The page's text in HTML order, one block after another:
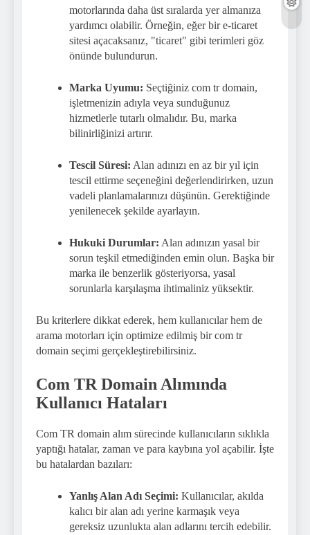
motorlarında daha üst sıralarda yer almanıza
yardımcı olabilir. Örneğin, eğer bir e-ticaret
sitesi açacaksanız, "ticaret" gibi terimleri göz
önünde bulundurun.
Marka Uyumu: Seçtiğiniz com tr domain,
işletmenizin adıyla veya sunduğunuz
hizmetlerle tutarlı olmalıdır. Bu, marka
bilinirliğinizi artırır.
Tescil Süresi: Alan adınızı en az bir yıl için
tescil ettirme seçeneğini değerlendirirken, uzun
vadeli planlamalarınızı düşünün. Gerektiğinde
yenilenecek şekilde ayarlayın.
Hukuki Durumlar: Alan adınızın yasal bir
sorun teşkil etmediğinden emin olun. Başka bir
marka ile benzerlik gösteriyorsa, yasal
sorunlarla karşılaşma ihtimaliniz yüksektir.
Bu kriterlere dikkat ederek, hem kullanıcılar hem de
arama motorları için optimize edilmiş bir com tr
domain seçimi gerçekleştirebilirsiniz.
Com TR Domain Alımında
Kullanıcı Hataları
Com TR domain alım sürecinde kullanıcıların sıklıkla
yaptığı hatalar, zaman ve para kaybına yol açabilir. İşte
bu hatalardan bazıları:
Yanlış Alan Adı Seçimi: Kullanıcılar, akılda
kalıcı bir alan adı yerine karmaşık veya
gereksiz uzunlukta alan adlarını tercih edebilir.